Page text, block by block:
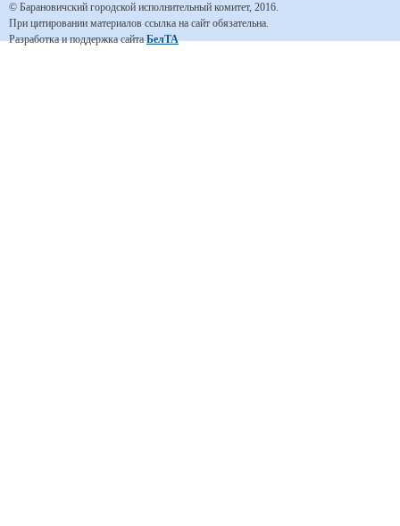
© Барановичский городской исполнительный комитет, 2016.
При цитировании материалов ссылка на сайт обязательна.
Разработка и поддержка сайтаБелТА